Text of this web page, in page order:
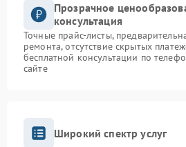
Прозрачное
консультация
Точные прайс-листы,
ремонта, отсутствие скрытых
бесплатной консультации по
сайте
Широкий спектр услуг